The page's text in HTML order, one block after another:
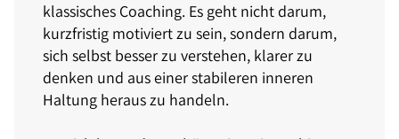
klassisches Coaching. Es geht nicht darum,
kurzfristig motiviert zu sein, sondern darum,
sich selbst besser zu verstehen, klarer zu
denken und aus einer stabileren inneren
Haltung heraus zu handeln.